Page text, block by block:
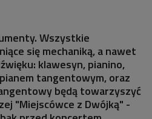
Wszystkie
się mechaniką, a nawet
klawesyn, pianino,
tangentowym, oraz
będą towarzyszyć
"Miejscówce z Dwójką" -